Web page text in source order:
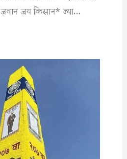
जय किसान* ज्या…